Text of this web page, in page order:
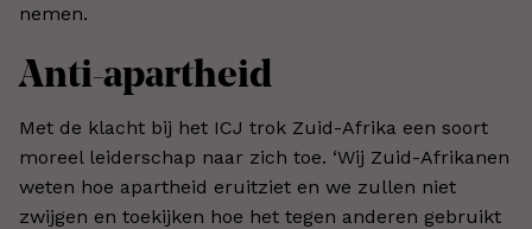
nemen.
Anti-apartheid
Met de klacht bij het ICJ trok Zuid-Afrika een soort
moreel leiderschap naar zich toe. ‘Wij Zuid-Afrikanen
weten hoe apartheid eruitziet en we zullen niet
zwijgen en toekijken hoe het tegen anderen gebruikt